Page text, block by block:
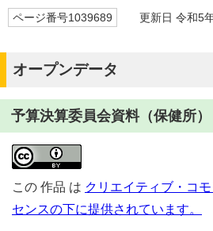
ページ番号1039689 更新日 令和5
オープンデータ
予算決算委員会資料（保健所）
この 作品 は クリエイティブ・コ
センスの下に提供されています。